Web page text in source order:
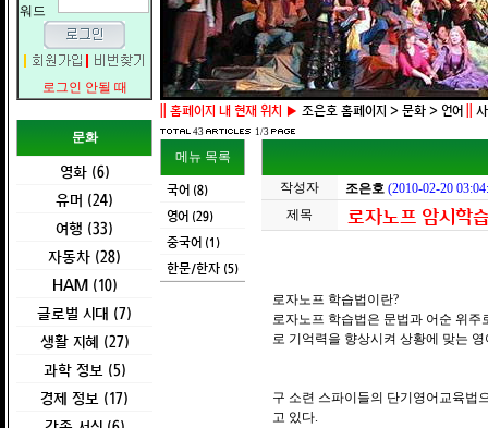
워드
로그인 안될 때
문화
영화 (6)
유머 (24)
여행 (33)
자동차 (28)
HAM (10)
글로벌 시대 (7)
생활 지혜 (27)
과학 정보 (5)
경제 정보 (17)
홈페이지 내 현재 위치 ▶ 조은호 홈페이지 > 문화 > 언어
43 1/3
메뉴 목록
국어 (8)
영어 (29)
중국어 (1)
한문/한자 (5)
작성자 조은호 (2010-02-20
제목
로자노프 암시학
로자노프 학습법이란?
로자노프 학습법은 문법과 어순 위
로 기억력을 향상시켜 상황에 맞는
구 소련 스파이들의 단기영어교육법
고 있다.